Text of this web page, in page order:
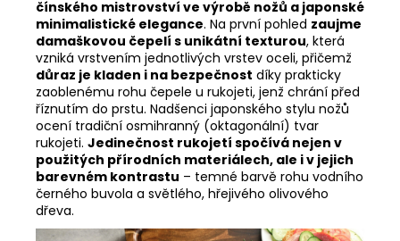
Řada nožů XinZuo Zhen PM8O spojuje to nejlepší z
čínského mistrovství ve výrobě nožů a japonské
minimalistické elegance. Na první pohled zaujme
damaškovou čepelí s unikátní texturou, která
vzniká vrstvením jednotlivých vrstev oceli, přičemž
důraz je kladen i na bezpečnostdíky prakticky
zaoblenému rohu čepele u rukojeti, jenž chrání před
říznutím do prstu. Nadšenci japonského stylu nožů
ocení tradiční osmihranný (oktagonální) tvar
rukojeti.Jedinečnost rukojetí spočívá nejen v
použitých přírodních materiálech, ale i v jejich
barevném kontrastu– temné barvě rohu vodního
černého buvola a světlého, hřejivého olivového
dřeva.